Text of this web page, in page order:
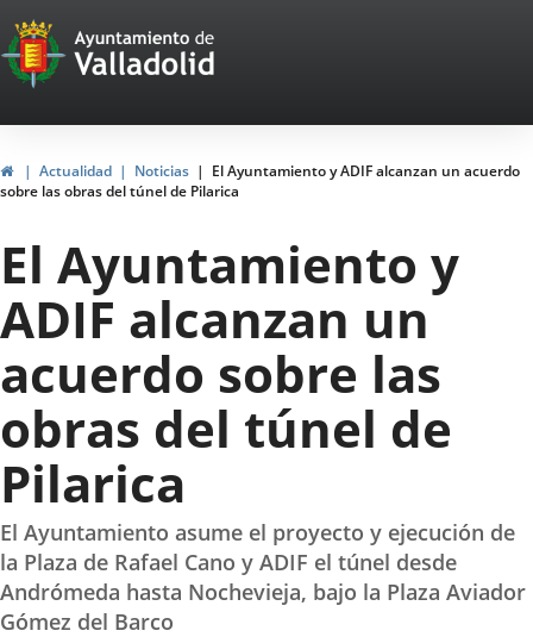
Portal
Web
del
Ayuntamiento
de
Valladolid
HomeActualidad Noticias
El Ayuntamiento y ADIF alcanzan un acuerdo
sobre las obras del túnel de Pilarica
El Ayuntamiento y
ADIF alcanzan un
acuerdo sobre las
obras del túnel de
Pilarica
El Ayuntamiento asume el proyecto y ejecución de
la Plaza de Rafael Cano y ADIF el túnel desde
Andrómeda hasta Nochevieja, bajo la Plaza Aviador
Gómez del Barco